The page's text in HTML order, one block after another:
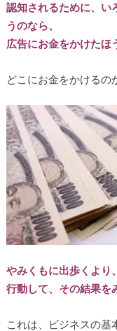
認知されるために、い
うのなら、
広告にお金をかけたほ
どこにお金をかけるの
やみくもに出歩くより
行動して、その結果を
これは、ビジネスの基